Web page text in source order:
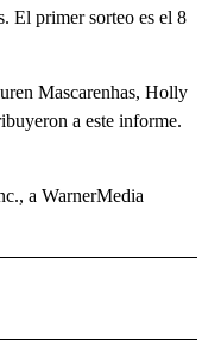
El primer sorteo es el 8
Mascarenhas, Holly
a este informe.
a WarnerMedia
NOTIFICATIONS ABOUT